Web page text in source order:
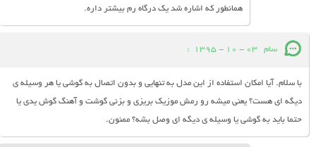
همانطور که اشاره شد یک درگاه رم بیشتر داره.
سام 03 - 10 - 1395
:
با سلام. آیا امکان استفاده از این مدل به تنهایی و بدون اتصال به گوشی یا هر وسیله ی
دیگه ای هست؟ یعنی میشه رو رمش موزیک بریزی و بزنی گوشت و آهنگ گوش یدی یا
حتما باید به گوشی یا وسیله ی دیگه ای وصل بشه؟ ممنون.